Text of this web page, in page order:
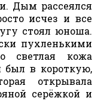
Дым рассеялся
исчез и все
стоял юноша.
пухленькими
светлая кожа
был в короткую,
открывала
серёжкой и